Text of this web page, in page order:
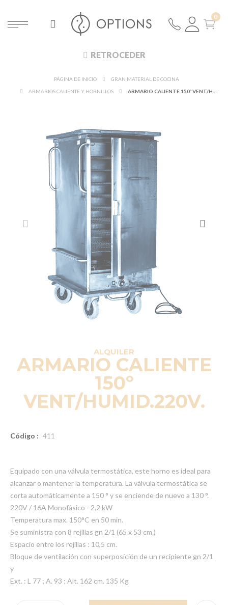
RETROCEDER
PÁGINA DE INICIO
GRAN MATERIAL DE COCINA
ARMARIOS CALIENTE Y HORNILLOS
ALQUILER
ARMARIO CALIENTE
150º
VENT/HUMID.220V.
Código : 411
Equipado con una válvula termostática, este horno es ideal para
alcanzar o mantener la temperatura. La válvula termostática se
corta automáticamente a 150 ° y se enciende de nuevo a 130 °.
220V / 16A Monofásico - 2,2 kW
Temperatura max. 150°C en 50 min.
Se suministra con 8 rejillas gn 2/1 (65 x 53 cm.)
Espacio entre los rejillas : 10,5 cm.
Bloque de ventilación con superposición de un recipiente gn 2/1
y
Ext. : L 77 ; A. 93 ; Alt. 162 cm. 135 Kg